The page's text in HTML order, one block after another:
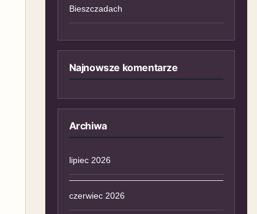
Bieszczadach
Najnowsze komentarze
Archiwa
lipiec 2026
czerwiec 2026